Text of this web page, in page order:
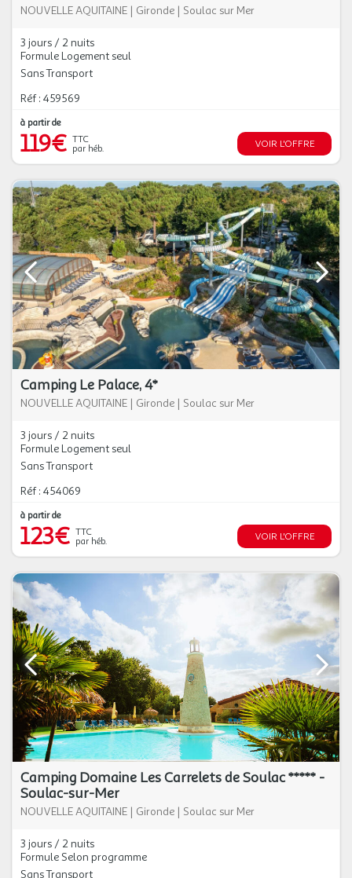
NOUVELLE AQUITAINE | Gironde | Soulac sur Mer
3 jours / 2 nuits
Formule Logement seul
Sans Transport
Réf : 459569
à partir de
119€ TTC
par héb.
VOIR L'OFFRE
Camping Le Palace, 4*
NOUVELLE AQUITAINE | Gironde | Soulac sur Mer
3 jours / 2 nuits
Formule Logement seul
Sans Transport
Réf : 454069
à partir de
123€ TTC
par héb.
VOIR L'OFFRE
Camping Domaine Les Carrelets de Soulac ***** -
Soulac-sur-Mer
NOUVELLE AQUITAINE | Gironde | Soulac sur Mer
3 jours / 2 nuits
Formule Selon programme
Sans Transport